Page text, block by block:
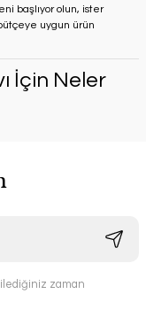
başlıyor olun, ister
uygun ürün
İçin Neler
zaman